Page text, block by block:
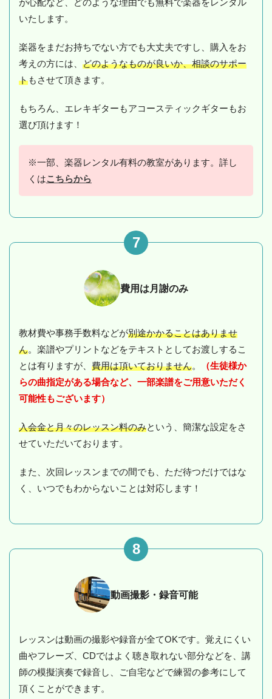
が心配など、どのような理由でも無料で楽器をレンタル
いたします。
楽器をまだお持ちでない方でも大丈夫ですし、購入をお
考えの方には、 どのようなものが良いか、相談のサポー
トもさせて頂きます。
もちろん、エレキギターもアコースティックギターもお
選び頂けます！
※一部、楽器レンタル有料の教室があります。詳し
くはこちらから
7
費用は月謝のみ
教材費や事務手数料などが別途かかることはありませ
ん。楽譜やプリントなどをテキストとしてお渡しするこ
とは有りますが、 費用は頂いておりません。
（生徒様か
らの曲指定がある場合など、一部楽譜をご用意いただく
可能性もございます）
入会金と月々のレッスン料のみという、簡潔な設定をさ
せていただいております。
また、次回レッスンまでの間でも、ただ待つだけではな
く、いつでもわからないことは対応します！
8
動画撮影・録音可能
レッスンは動画の撮影や録音が全てOKです。覚えにくい
曲やフレーズ、CDではよく聴き取れない部分などを、講
師の模擬演奏で録音し、ご自宅などで練習の参考にして
頂くことができます。